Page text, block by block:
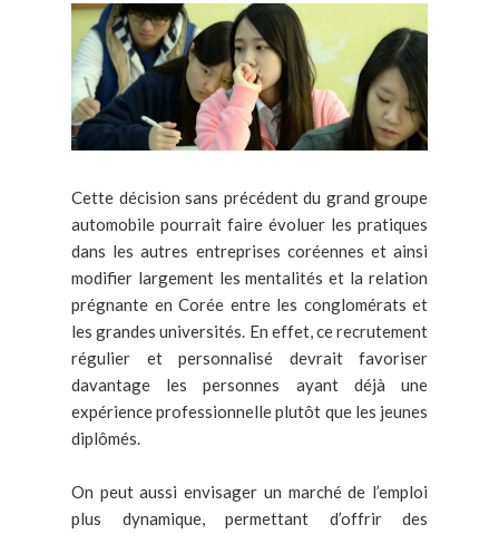
Cette décision sans précédent du grand groupe
automobile pourrait faire évoluer les pratiques
dans les autres entreprises coréennes et ainsi
modifier largement les mentalités et la relation
prégnante en Corée entre les conglomérats et
les grandes universités. En effet, ce recrutement
régulier et personnalisé devrait favoriser
davantage les personnes ayant déjà une
expérience professionnelle plutôt que les jeunes
diplômés.
On peut aussi envisager un marché de l’emploi
plus dynamique, permettant d’offrir des